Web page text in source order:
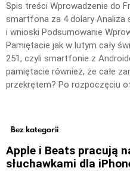
Spis treści Wprowadzenie do
smartfona za 4 dolary Analiza
i wnioski Podsumowanie
Pamiętacie jak w lutym cały
251, czyli smartfonie z
pamiętacie również, że całe
przekrętem? Po rozpoczęciu
Bez kategorii
Apple i Beats pracują
słuchawkami dla